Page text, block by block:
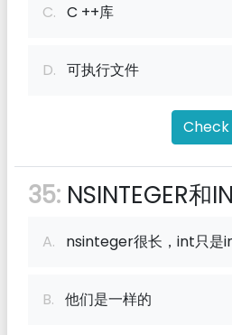
C. C ++库
D. 可执行文件
35: NSINTEGER和
A. nsinteger很长，int只是
B. 他们是一样的